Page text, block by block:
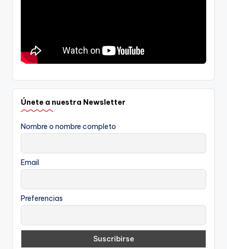
Únete a nuestra Newsletter
Nombre o nombre completo
Email
Preferencias